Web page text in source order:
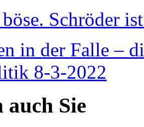
Schröder
in der Falle –
8-3-2022
auch Sie